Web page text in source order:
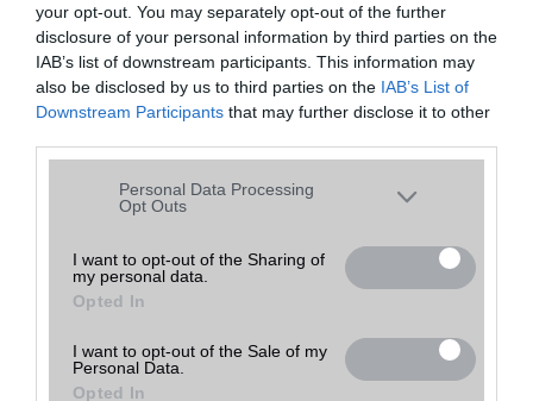
your opt-out. You may separately opt-out of the further
disclosure of your personal information by third parties on the
IAB’s list of downstream participants. This information may
also be disclosed by us to third parties on the IAB’s List of
Downstream Participants that may further disclose it to other
services and may gather and store information including but
grant or deny consent to Google and its third-party tags to
use your data for below specified purposes in below Google
consent section.
Personal Data Processing
Opt Outs
I want to opt-out of the Sharing of
my personal data.
Opted In
I want to opt-out of the Sale of my
Personal Data.
Opted In
További ajánlatok
Kozmotelgsm
Dunaharaszti
haszn
189 000
Ft
(ne. 189
Előrendelésben 8 ezer forint az új Xiaomi okosóra
2019.12.31
| (x)
A Xiaomi Haylou LS01 a legújabb az ár-érték arányban kiemelkedő
ajánlatok közül. Ki ne akarna 8 ezerért szuper órát?